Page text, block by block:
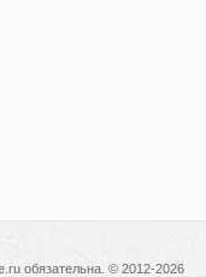
обязательна. © 2012-2026